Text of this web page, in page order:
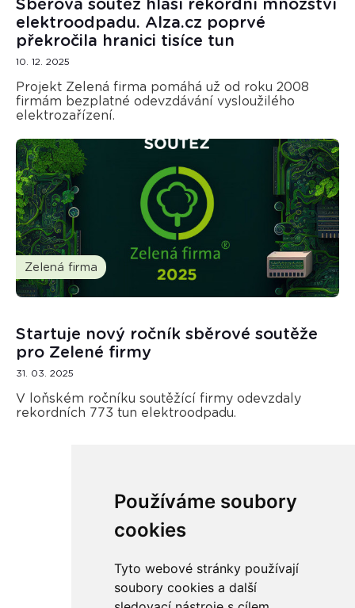
Používáme soubory
cookies
Tyto webové stránky používají
soubory cookies a další
Sběrová soutěž hlásí rekordní množství
elektroodpadu. Alza.cz poprvé
překročila hranici tisíce tun
10. 12. 2025
Projekt Zelená firma pomáhá už od roku 2008
firmám bezplatné odevzdávání vysloužilého
elektrozařízení.
Zelená firma
Startuje nový ročník sběrové soutěže
pro Zelené firmy
31. 03. 2025
V loňském ročníku soutěžící firmy odevzdaly
rekordních 773 tun elektroodpadu.
Načíst další